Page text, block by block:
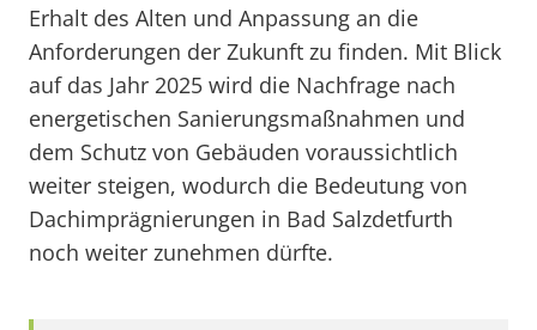
Erhalt des Alten und Anpassung an die
Anforderungen der Zukunft zu finden. Mit Blick
auf das Jahr 2025 wird die Nachfrage nach
energetischen Sanierungsmaßnahmen und
dem Schutz von Gebäuden voraussichtlich
weiter steigen, wodurch die Bedeutung von
Dachimprägnierungen in Bad Salzdetfurth
noch weiter zunehmen dürfte.